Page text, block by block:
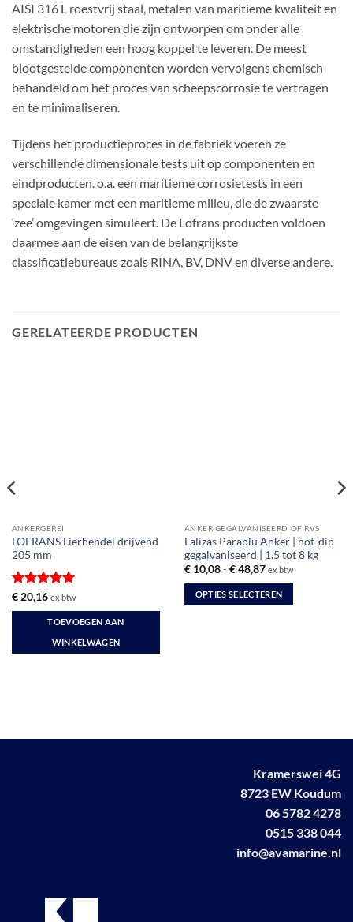
AISI 316 L roestvrij staal, metalen van maritieme kwaliteit en
elektrische motoren die zijn ontworpen om onder alle
omstandigheden een hoog koppel te leveren. De meest
blootgestelde componenten worden vervolgens chemisch
behandeld om het proces van scheepscorrosie te vertragen
en te minimaliseren.
Tijdens het productieproces in de fabriek voeren ze
verschillende dimensionale tests uit op componenten en
eindproducten. o.a. een maritieme corrosietests in een
speciale kamer met een maritieme milieu, die de zwaarste
‘zee’ omgevingen simuleert. De Lofrans producten voldoen
daarmee aan de eisen van de belangrijkste
classificatiebureaus zoals RINA, BV, DNV en diverse andere.
GERELATEERDE PRODUCTEN
ANKERGEREI
LOFRANS Lierhendel drijvend
205 mm
Gewaardeerd
5uit 5
€20,16 ex btw
TOEVOEGEN AAN
WINKELWAGEN
ANKER GEGALVANISEERD OF RVS
Lalizas Paraplu Anker | hot-dip
gegalvaniseerd | 1.5 tot 8 kg
€10,08 - €48,87Prijsklasse:
tot
€ 48,87
ex btw
OPTIES SELECTEREN
Kramerswei 4G
8723 EW Koudum
06 5782 4278
0515 338 044
info@avamarine.nl